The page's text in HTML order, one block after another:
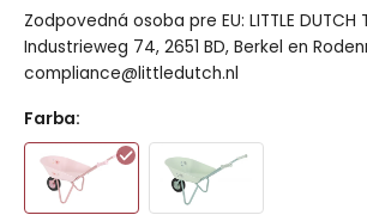
Zodpovedná osoba pre EU: LITTLE DUTCH
Industrieweg 74, 2651 BD, Berkel en
compliance@littledutch.nl
Farba: